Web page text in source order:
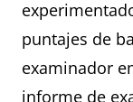
puntajes de
examinador
informe de